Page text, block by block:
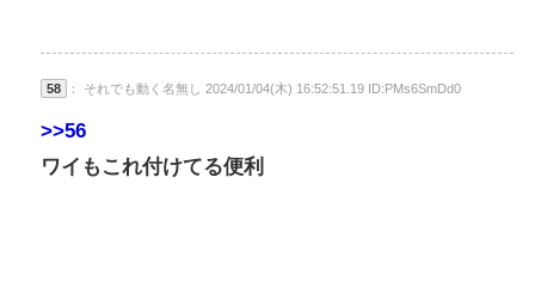
58 ： それでも動く名無し 2024/01/04(木) 16:52:51.19 ID:PMs6SmDd0
>>56
ワイもこれ付けてる便利